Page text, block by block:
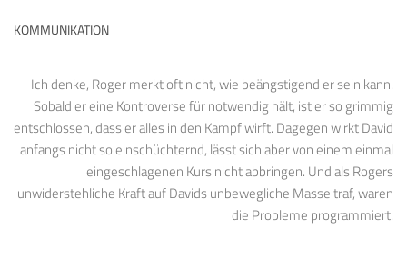
KOMMUNIKATION
Ich denke, Roger merkt oft nicht, wie beängstigend er sein kann.
Sobald er eine Kontroverse für notwendig hält, ist er so grimmig
entschlossen, dass er alles in den Kampf wirft. Dagegen wirkt David
anfangs nicht so einschüchternd, lässt sich aber von einem einmal
eingeschlagenen Kurs nicht abbringen. Und als Rogers
unwiderstehliche Kraft auf Davids unbewegliche Masse traf, waren
die Probleme programmiert.